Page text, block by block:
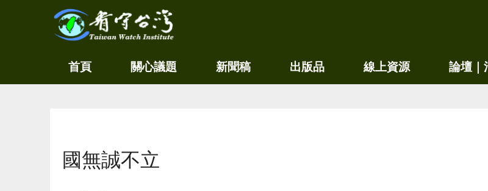
容
看守
台灣
環
首頁 關心議題 新聞稿 出版品 線上資源 論壇｜
國無誠不立